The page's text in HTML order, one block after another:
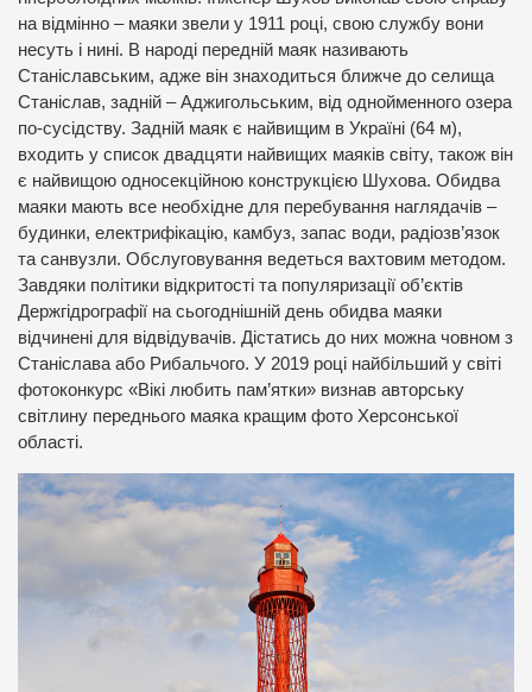
на відмінно – маяки звели у 1911 році, свою службу вони
несуть і нині. В народі передній маяк називають
Станіславським, адже він знаходиться ближче до селища
Станіслав, задній – Аджигольським, від однойменного озера
по-сусідству. Задній маяк є найвищим в Україні (64 м),
входить у список двадцяти найвищих маяків світу, також він
є найвищою односекційною конструкцією Шухова. Обидва
маяки мають все необхідне для перебування наглядачів –
будинки, електрифікацію, камбуз, запас води, радіозв’язок
та санвузли. Обслуговування ведеться вахтовим методом.
Завдяки політики відкритості та популяризації об’єктів
Держгідрографії на сьогоднішній день обидва маяки
відчинені для відвідувачів. Дістатись до них можна човном з
Станіслава або Рибальчого. У 2019 році найбільший у світі
фотоконкурс «Вікі любить пам’ятки» визнав авторську
світлину переднього маяка кращим фото Херсонської
області.